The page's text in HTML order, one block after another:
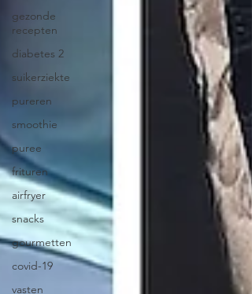
gezonde
recepten
diabetes 2
suikerziekte
pureren
smoothie
puree
frituren
airfryer
snacks
gourmetten
covid-19
vasten